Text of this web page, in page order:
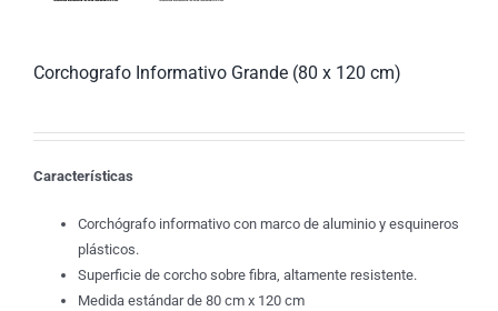
Corchografo Informativo Grande (80 x 120 cm)
Características
Corchógrafo informativo con marco de aluminio y esquineros
plásticos.
Superficie de corcho sobre fibra, altamente resistente.
Medida estándar de 80 cm x 120 cm